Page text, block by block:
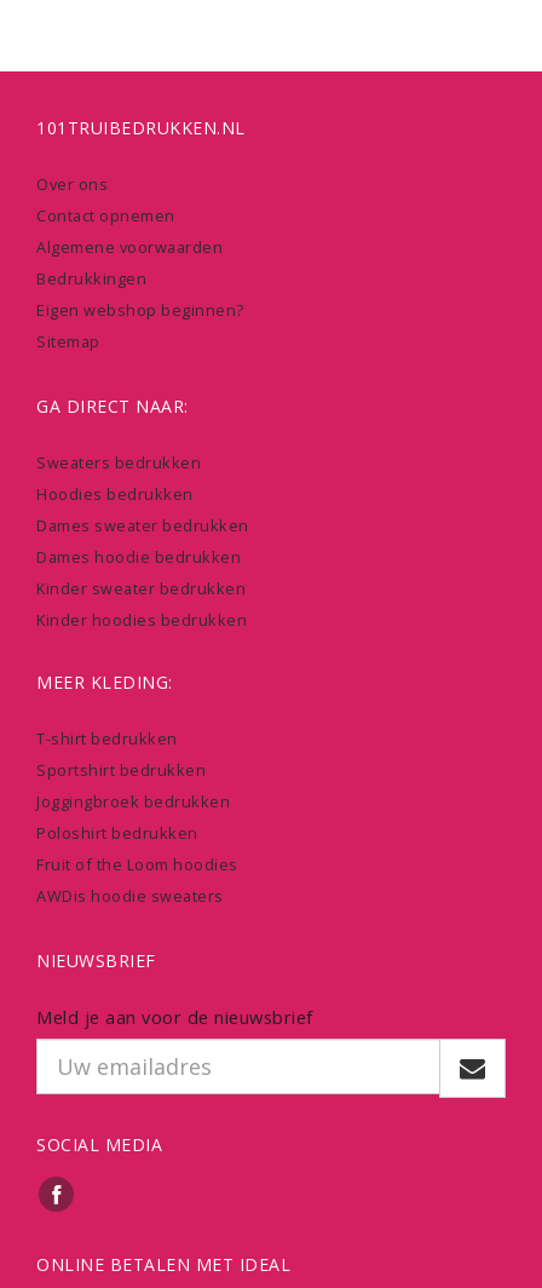
101TRUIBEDRUKKEN.NL
Over ons
Contact opnemen
Algemene voorwaarden
Bedrukkingen
Eigen webshop beginnen?
Sitemap
GA DIRECT NAAR:
Sweaters bedrukken
Hoodies bedrukken
Dames sweater bedrukken
Dames hoodie bedrukken
Kinder sweater bedrukken
Kinder hoodies bedrukken
MEER KLEDING:
T-shirt bedrukken
Sportshirt bedrukken
Joggingbroek bedrukken
Poloshirt bedrukken
Fruit of the Loom hoodies
AWDis hoodie sweaters
NIEUWSBRIEF
Meld je aan voor de nieuwsbrief
SOCIAL MEDIA
ONLINE BETALEN MET IDEAL